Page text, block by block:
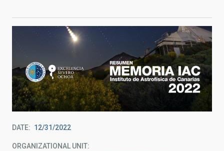
DATE 12/31/2022
ORGANIZATIONAL UNIT